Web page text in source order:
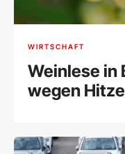
WIRTSCHAFT
Weinlese in
wegen